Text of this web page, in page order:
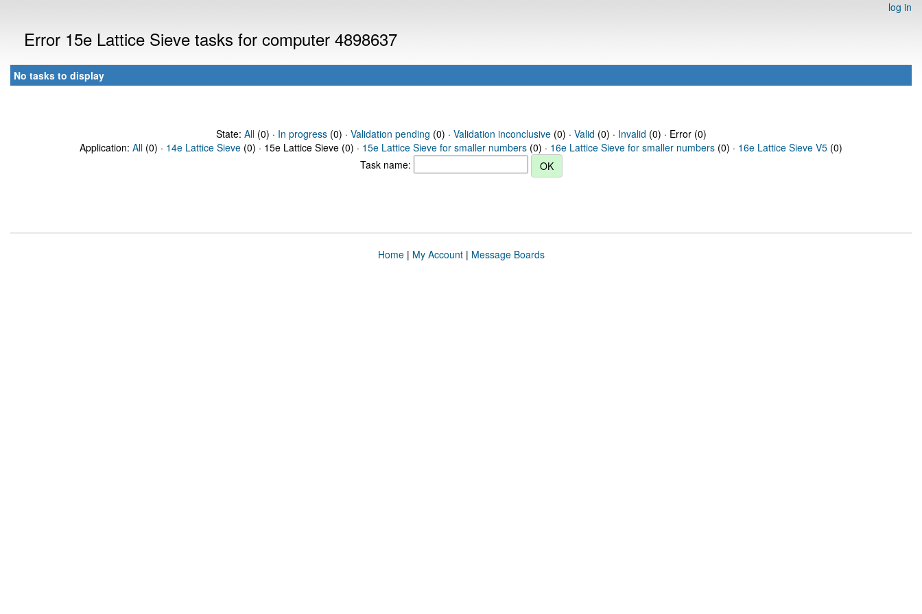
log in
Error 15e Lattice Sieve tasks for computer 4898637
No tasks to display
State: All(0) · In progress(0) · Validation pending (0) · Validation inconclusive(0) · Valid (0) · Invalid (0) · Error (0)
Application: All (0) · 14e Lattice Sieve (0) · 15e Lattice Sieve (0) · 15e Lattice Sieve for smaller numbers (0) · 16e Lattice Sieve for smaller numbers (0) · 16e Lattice Sieve V5 (0)
Task name:
Home| My Account| Message Boards